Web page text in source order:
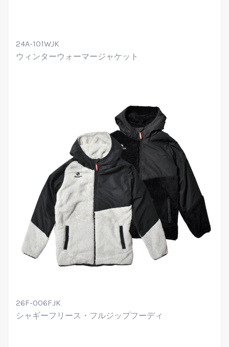
24A-101WJK
ウィンターウォーマージャケット
26F-006FJK
シャギーフリース・フルジップフーディ